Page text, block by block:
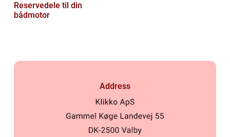
Reservedele til din
bådmotor
Address